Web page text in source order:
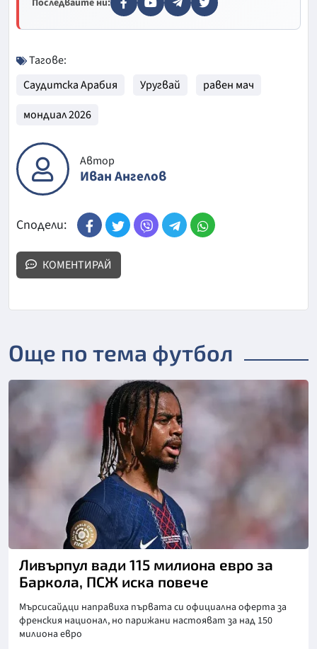
Последвайте ни:
Тагове:
Саудитска Арабия
Уругвай
равен мач
мондиал 2026
Автор
Иван Ангелов
Сподели:
КОМЕНТИРАЙ
Още по тема футбол
Ливърпул вади 115 милиона евро за
Баркола, ПСЖ иска повече
Мърсисайдци направиха първата си официална оферта за
френския национал, но парижани настояват за над 150
милиона евро